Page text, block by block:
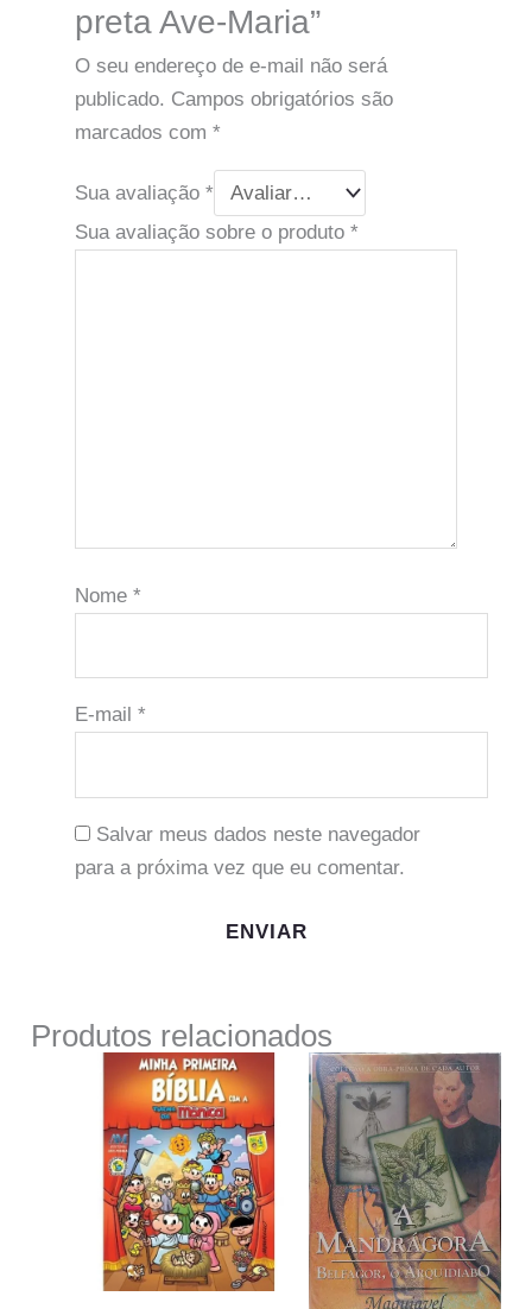
preta Ave-Maria”
O seu endereço de e-mail não será
publicado. Campos obrigatórios são
marcados com *
Sua avaliação *
Sua avaliação sobre o produto *
Nome *
E-mail *
Salvar meus dados neste navegador
para a próxima vez que eu comentar.
Produtos relacionados